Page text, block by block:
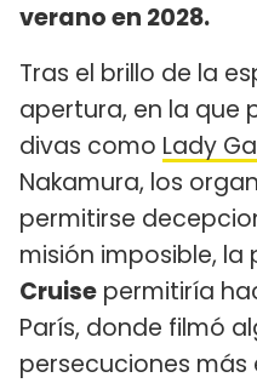
verano en 2028.
Tras el brillo de la
apertura, en la que
divas como Lady
Nakamura, los
permitirse
misión imposible, la
Cruise permitiría
París, donde filmó
persecuciones más